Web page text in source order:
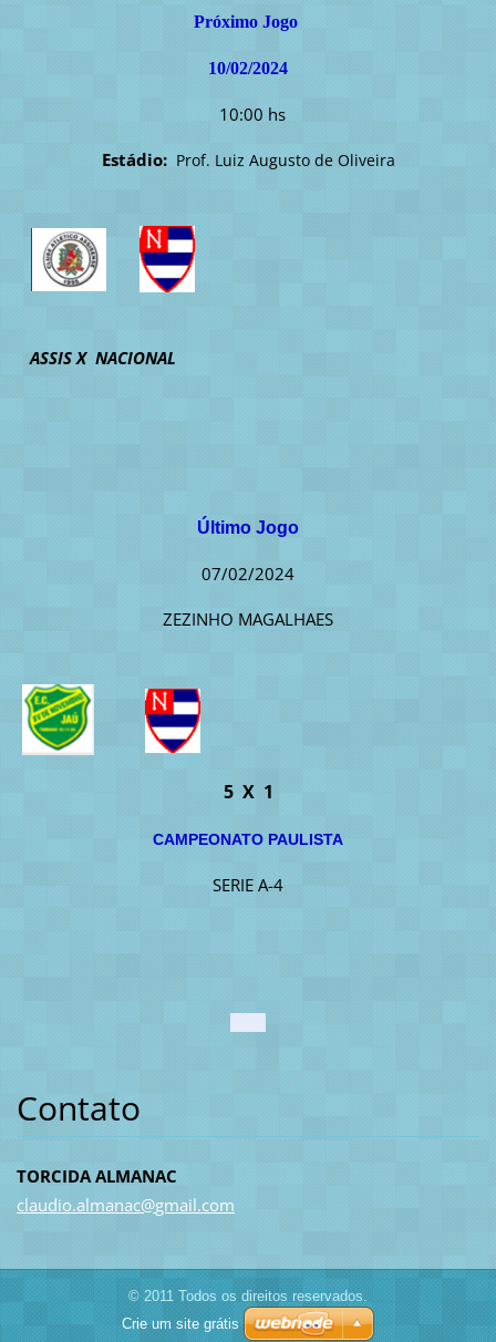
Próximo Jogo
10/02/2024
10:00 hs
Estádio: Prof. Luiz Augusto de Oliveira
ASSIS X NACIONAL
Último Jogo
07/02/2024
ZEZINHO MAGALHAES
5 X 1
CAMPEONATO PAULISTA
SERIE A-4
Contato
TORCIDA ALMANAC
claudio.almanac@gmail.com
© 2011 Todos os direitos reservados.
Crie um site grátis